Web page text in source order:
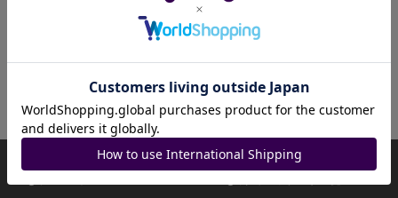
サーナイト